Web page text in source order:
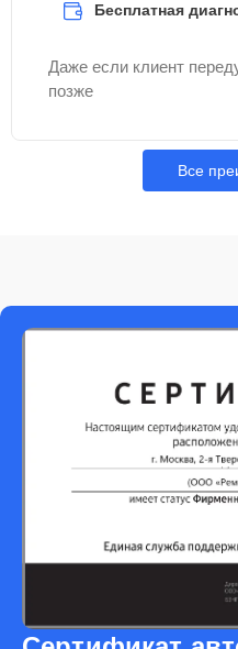
Бесплатная
Даже если клиент
позже
Все